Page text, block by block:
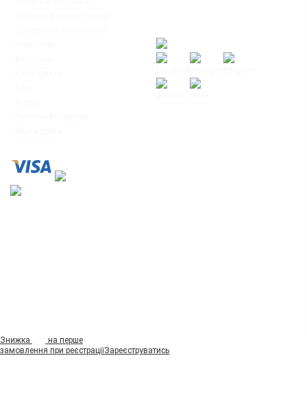
Знижка
на перше
замовлення при реєстраціїЗареєструватись